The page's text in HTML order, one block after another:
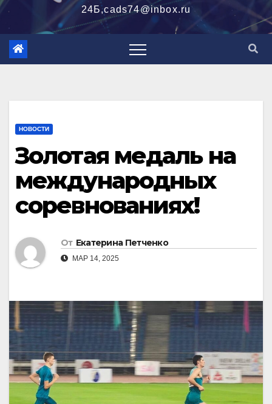
24Б,cads74@inbox.ru
НОВОСТИ
Золотая медаль на
международных
соревнованиях!
От Екатерина Петченко
МАР 14, 2025